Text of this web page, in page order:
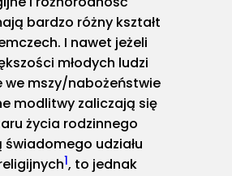
bardzo różny kształt
I nawet jeżeli
młodych ludzi
we mszy/nabożeństwie
modlitwy zaliczają się
życia rodzinnego
świadomego udziału
1, to jednak